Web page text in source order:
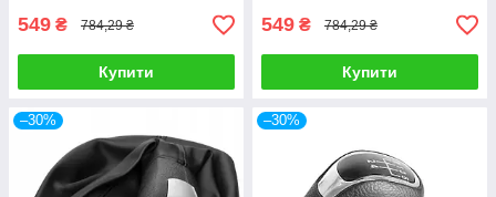
549 ₴ 784,29 ₴
Купити
549 ₴ 784,29 ₴
Купити
–30% –30%